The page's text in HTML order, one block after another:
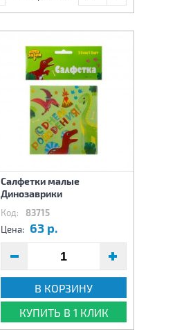
Салфетки малые
Динозаврики
Код: 83715
Цена: 63 р.
В КОРЗИНУ
КУПИТЬ В 1 КЛИК